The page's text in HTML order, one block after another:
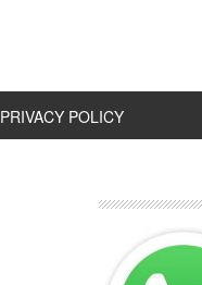
PRIVACY POLICY